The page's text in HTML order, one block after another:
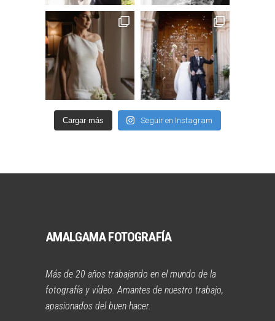
Cargar más Seguir en Instagram
AMALGAMA FOTOGRAFÍA
Más de 20 años trabajando en el mundo de la
fotografía y vídeo. Amantes de nuestro trabajo,
apasionados del buen hacer.